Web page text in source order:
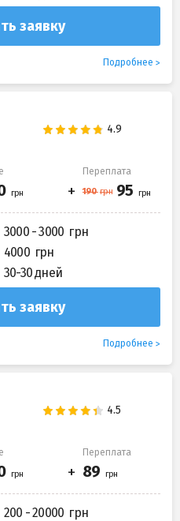
заявку
Подробнее
Переплата
3000 - 3000
4000
30-30 дней
заявку
Подробнее
Переплата
200 - 20000